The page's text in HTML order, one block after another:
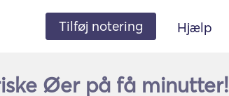
Tilføj notering Hjælp
Øer på få minutter!